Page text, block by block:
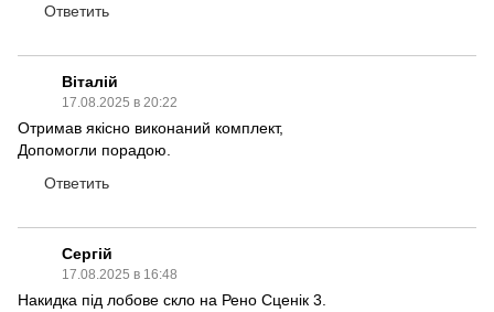
Ответить
Віталій
17.08.2025 в 20:22
Отримав якісно виконаний комплект,
Допомогли порадою.
Ответить
Сергій
17.08.2025 в 16:48
Накидка під лобове скло на Рено Сценік 3.